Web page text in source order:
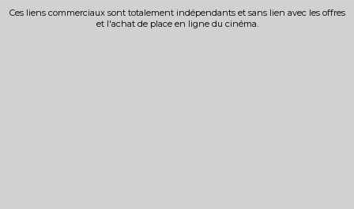
Ces liens commerciaux sont totalement indépendants et sans lien avec les offres
et l'achat de place en ligne du cinéma.